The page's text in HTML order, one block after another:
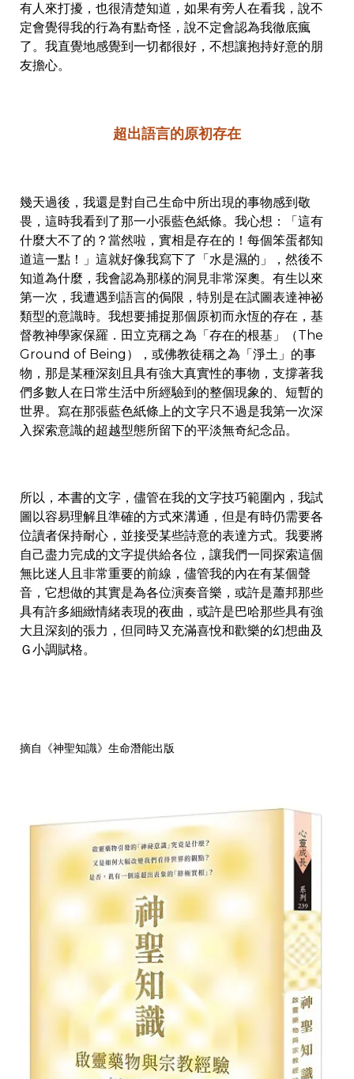
有人來打擾，也很清楚知道，如果有旁人在看我，說不
定會覺得我的行為有點奇怪，說不定會認為我徹底瘋
了。我直覺地感覺到一切都很好，不想讓抱持好意的朋
友擔心。
超出語言的原初存在
幾天過後，我還是對自己生命中所出現的事物感到敬
畏，這時我看到了那一小張藍色紙條。我心想：「這有
什麼大不了的？當然啦，實相是存在的！每個笨蛋都知
道這一點！」這就好像我寫下了「水是濕的」，然後不
知道為什麼，我會認為那樣的洞見非常深奧。有生以來
第一次，我遭遇到語言的侷限，特別是在試圖表達神祕
類型的意識時。我想要捕捉那個原初而永恆的存在，基
督教神學家保羅．田立克稱之為「存在的根基」（The
Ground of Being），或佛教徒稱之為「淨土」的事
物，那是某種深刻且具有強大真實性的事物，支撐著我
們多數人在日常生活中所經驗到的整個現象的、短暫的
世界。寫在那張藍色紙條上的文字只不過是我第一次深
入探索意識的超越型態所留下的平淡無奇紀念品。
所以，本書的文字，儘管在我的文字技巧範圍內，我試
圖以容易理解且準確的方式來溝通，但是有時仍需要各
位讀者保持耐心，並接受某些詩意的表達方式。我要將
自己盡力完成的文字提供給各位，讓我們一同探索這個
無比迷人且非常重要的前線，儘管我的內在有某個聲
音，它想做的其實是為各位演奏音樂，或許是蕭邦那些
具有許多細緻情緒表現的夜曲，或許是巴哈那些具有強
大且深刻的張力，但同時又充滿喜悅和歡樂的幻想曲及
Ｇ小調賦格。
摘自《神聖知識》生命潛能出版